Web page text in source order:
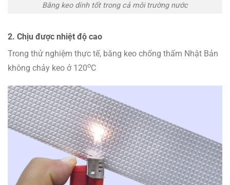
Băng keo dính tốt trong cả môi trường nước
2. Chịu được nhiệt độ cao
Trong thử nghiệm thực tế, băng keo chống thấm Nhật Bản
không chảy keo ở 120oC